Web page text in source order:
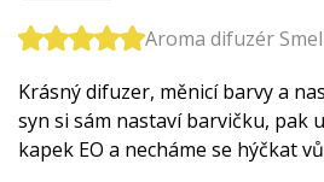
Aroma difuzér
Krásný difuzer, měnicí barvy a
syn si sám nastaví barvičku, pak
kapek EO a necháme se hýčkat